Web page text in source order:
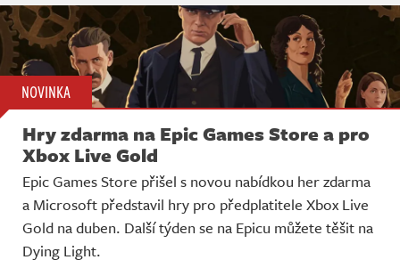
NOVINKA
Hry zdarma na Epic Games Store a pro
Xbox Live Gold
Epic Games Store přišel s novou nabídkou her zdarma
a Microsoft představil hry pro předplatitele Xbox Live
Gold na duben. Další týden se na Epicu můžete těšit na
Dying Light.